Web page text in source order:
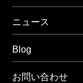
ニュース
Blog
お問い合わせ